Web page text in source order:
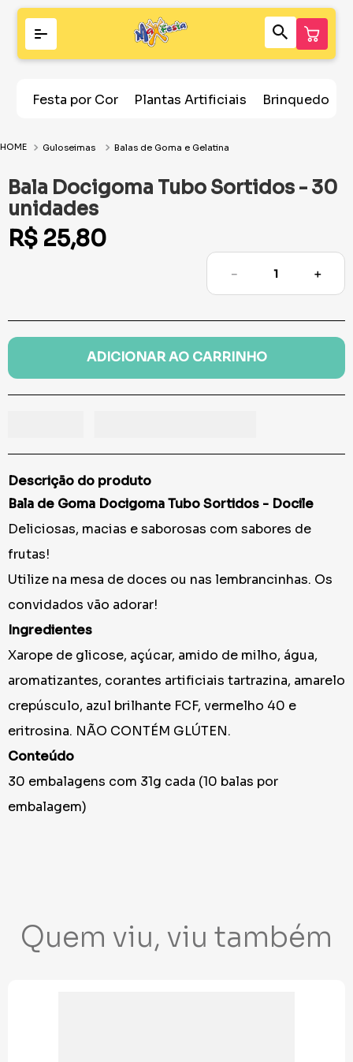
Festa por Cor Plantas Artificiais Brinquedos
Guloseimas Balas de Goma e Gelatina
Bala Docigoma Tubo Sortidos - 30
unidades
R$ 25,80
＋
－
ADICIONAR AO CARRINHO
Descrição do produto
Bala de Goma Docigoma Tubo Sortidos - Docile
Deliciosas, macias e saborosas com sabores de
frutas!
Utilize na mesa de doces ou nas lembrancinhas. Os
convidados vão adorar!
Ingredientes
Xarope de glicose, açúcar, amido de milho, água,
aromatizantes, corantes artificiais tartrazina, amarelo
crepúsculo, azul brilhante FCF, vermelho 40 e
eritrosina. NÃO CONTÉM GLÚTEN.
Conteúdo
30 embalagens com 31g cada (10 balas por
embalagem)
Quem viu, viu também